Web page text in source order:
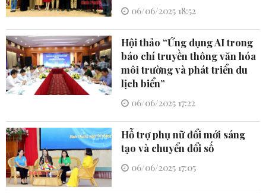
06/06/2025 18:52
Hội thảo “Ứng dụng AI trong
báo chí truyền thông văn hóa
môi trường và phát triển du
lịch biển”
06/06/2025 17:22
Hỗ trợ phụ nữ đổi mới sáng
tạo và chuyển đổi số
06/06/2025 17:05